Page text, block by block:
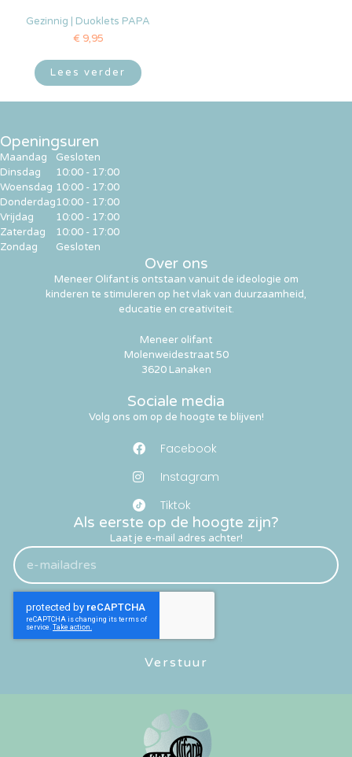
Gezinnig | Duoklets PAPA
€ 9,95
Lees verder
Als eerste op de hoogte zijn?
Laat je e-mail adres achter!
Verstuur
Sociale media
Volg ons om op de hoogte te blijven!
Facebook
Instagram
Tiktok
Over ons
Meneer Olifant is ontstaan vanuit de ideologie om
kinderen te stimuleren op het vlak van duurzaamheid,
educatie en creativiteit.
Meneer olifant
Molenweidestraat 50
3620 Lanaken
Openingsuren
Maandag
Dinsdag
Woensdag
Donderdag
Vrijdag
Zaterdag
Zondag
Gesloten
10:00 - 17:00
10:00 - 17:00
10:00 - 17:00
10:00 - 17:00
10:00 - 17:00
Gesloten